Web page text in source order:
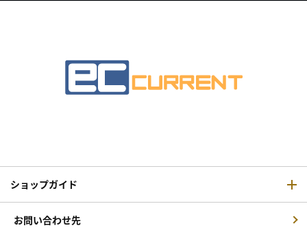
ショップガイド
お問い合わせ先